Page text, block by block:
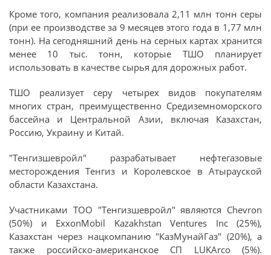
Кроме того, компания реализовала 2,11 млн тонн серы
(при ее производстве за 9 месяцев этого года в 1,77 млн
тонн). На сегодняшний день на серных картах хранится
менее 10 тыс. тонн, которые ТШО планирует
использовать в качестве сырья для дорожных работ.
ТШО реализует серу четырех видов покупателям
многих стран, преимущественно Средиземноморского
бассейна и Центральной Азии, включая Казахстан,
Россию, Украину и Китай.
"Тенгизшевройл" разрабатывает нефтегазовые
месторождения Тенгиз и Королевское в Атырауской
области Казахстана.
Участниками ТОО "Тенгизшевройл" являются Chevron
(50%) и ExxonMobil Kazakhstan Ventures Inc (25%),
Казахстан через нацкомпанию "КазМунайГаз" (20%), а
также российско-американское СП LUKArco (5%).